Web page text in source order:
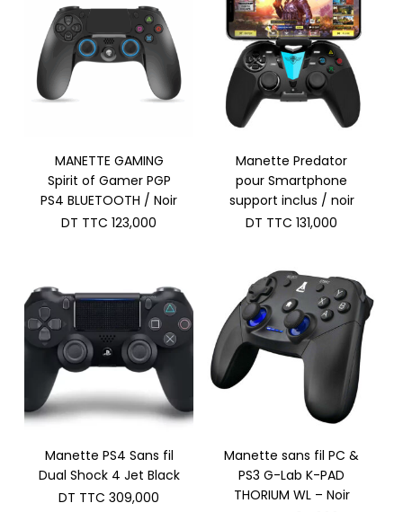
MANETTE GAMING
Spirit of Gamer PGP
PS4 BLUETOOTH / Noir
DT TTC 123,000
Manette Predator
pour Smartphone
support inclus / noir
DT TTC 131,000
Manette PS4 Sans fil
Dual Shock 4 Jet Black
DT TTC 309,000
Manette sans fil PC &
PS3 G-Lab K-PAD
THORIUM WL – Noir